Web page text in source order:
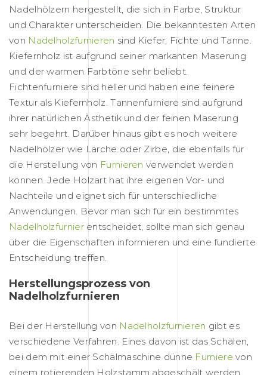
Nadelhölzern hergestellt, die sich in Farbe, Struktur
und Charakter unterscheiden. Die bekanntesten Arten
von Nadelholzfurnieren sind Kiefer, Fichte und Tanne.
Kiefernholz ist aufgrund seiner markanten Maserung
und der warmen Farbtöne sehr beliebt.
Fichtenfurniere sind heller und haben eine feinere
Textur als Kiefernholz. Tannenfurniere sind aufgrund
ihrer natürlichen Ästhetik und der feinen Maserung
sehr begehrt. Darüber hinaus gibt es noch weitere
Nadelhölzer wie Lärche oder Zirbe, die ebenfalls für
die Herstellung von Furnieren verwendet werden
können. Jede Holzart hat ihre eigenen Vor- und
Nachteile und eignet sich für unterschiedliche
Anwendungen. Bevor man sich für ein bestimmtes
Nadelholzfurnierentscheidet, sollte man sich genau
über die Eigenschaften informieren und eine fundierte
Entscheidung treffen.
Herstellungsprozess von
Nadelholzfurnieren
Bei der Herstellung von Nadelholzfurnieren gibt es
verschiedene Verfahren. Eines davon ist das Schälen,
bei dem mit einer Schälmaschine dünne Furniere von
einem rotierenden Holzstamm abgeschält werden.